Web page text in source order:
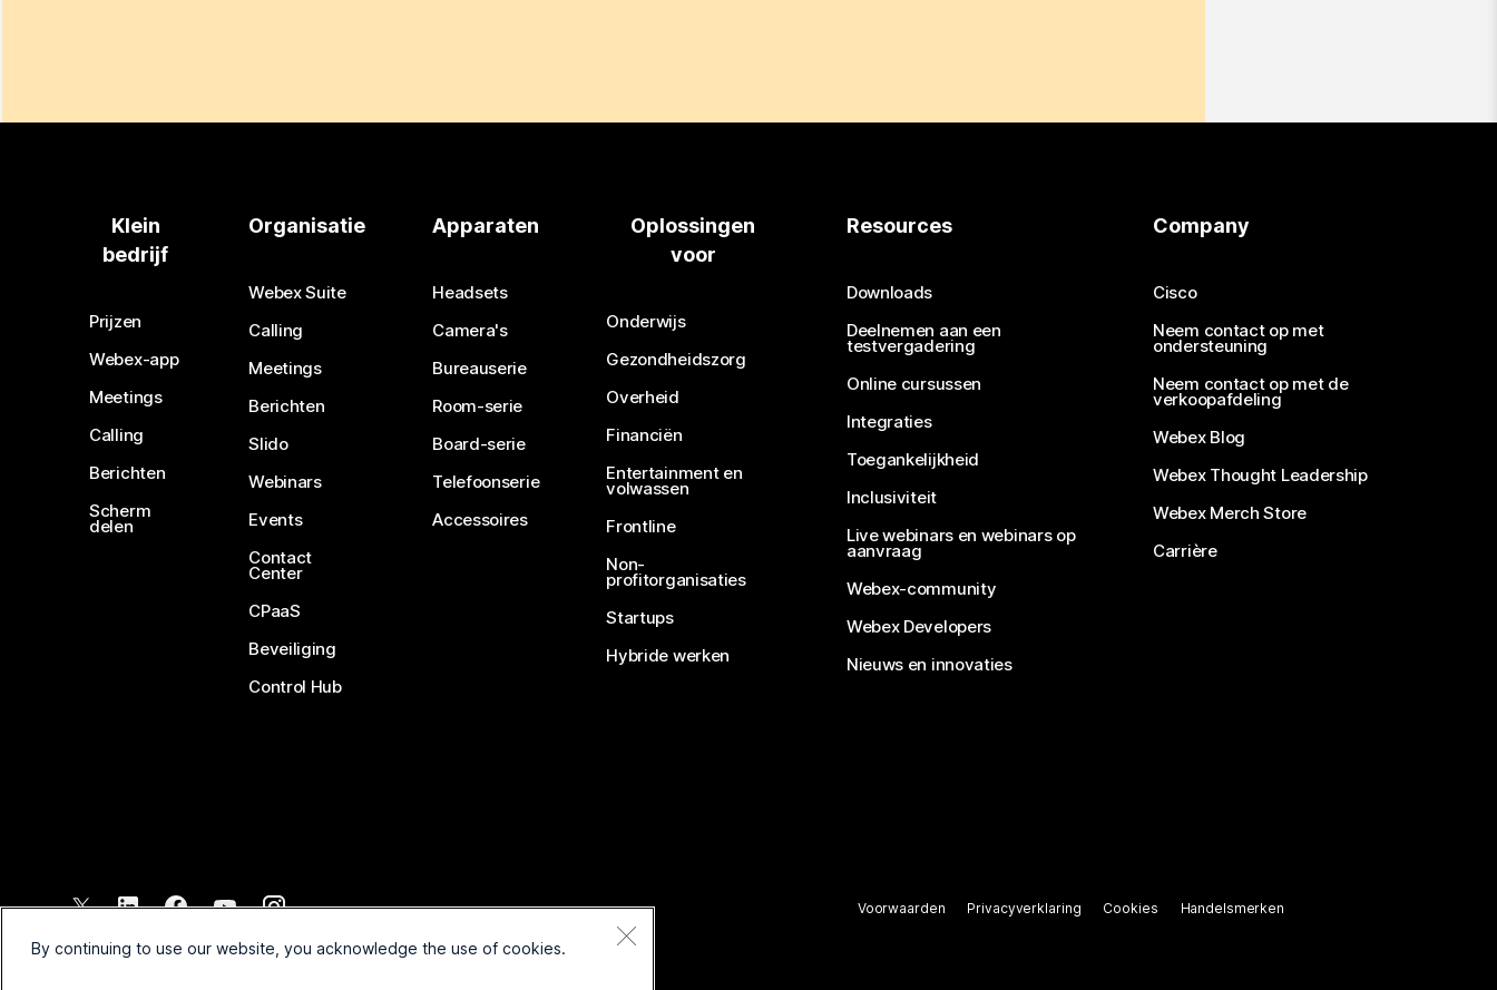
Klein
bedrijf
Prijzen
Webex-app
Meetings
Calling
Berichten
Scherm
delen
Organisatie
Webex Suite
Calling
Meetings
Berichten
Slido
Webinars
Events
Contact
Center
CPaaS
Beveiliging
Control Hub
Apparaten
Headsets
Camera's
Bureauserie
Room-serie
Board-serie
Telefoonserie
Accessoires
Oplossingen
voor
Onderwijs
Gezondheidszorg
Overheid
Financiën
Entertainment en
volwassen
Frontline
Non-
profitorganisaties
Startups
Hybride werken
Resources
Downloads
Deelnemen aan een
testvergadering
Online cursussen
Integraties
Toegankelijkheid
Inclusiviteit
Live webinars en webinars op
aanvraag
Webex-community
Webex Developers
Nieuws en innovaties
Company
Cisco
Neem contact op met
ondersteuning
Neem contact op met de
verkoopafdeling
Webex Blog
Webex Thought Leadership
Webex Merch Store
Carrière
2026 Cisco en/of de dochterondernemingen. Alle rechten voorbehouden.
Voorwaarden Privacyverklaring Cookies Handelsmerken
By continuing to use our website, you acknowledge the use of cookies.